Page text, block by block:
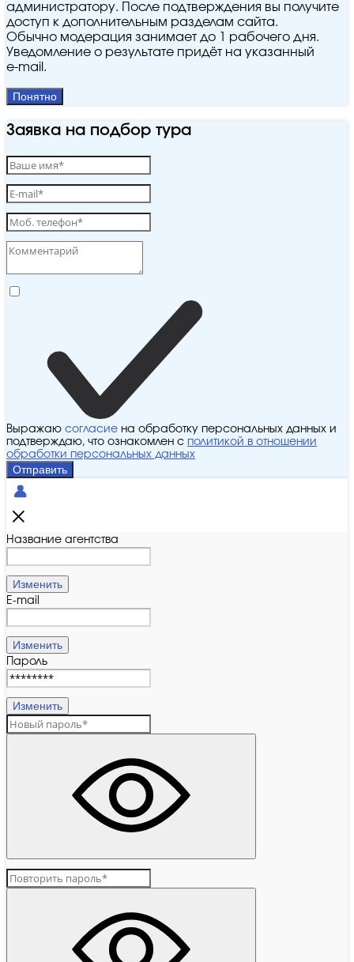
администратору. После подтверждения вы получите
доступ к дополнительным разделам сайта.
Обычно модерация занимает до 1 рабочего дня.
Уведомление о результате придёт на указанный
e‑mail.
Понятно
Заявка на подбор тура
Выражаю согласие на обработку персональных данных и
подтверждаю, что ознакомлен с политикой в отношении
обработки персональных данных
Отправить
Название агентства
Изменить
E-mail
Изменить
Пароль
Изменить